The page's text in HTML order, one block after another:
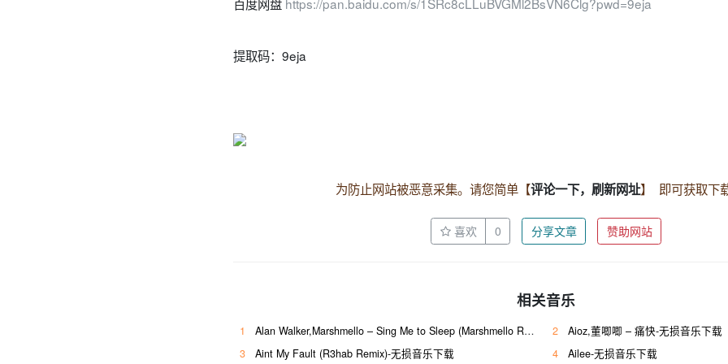
提取码：9eja
为防止网站被恶意采集。请您简单【评论一下，刷新网址】 即可获取下
喜欢 0 分享文章 赞助网站
相关音乐
1 Alan Walker,Marshmello – Sing Me to Sleep (Marshmello Remix)-无损音乐下载 2
Aioz,董唧唧 – 痛快-无损音乐下载
3
Aint My Fault (R3hab Remix)-无损音乐下载 4 Ailee-无损音乐下载